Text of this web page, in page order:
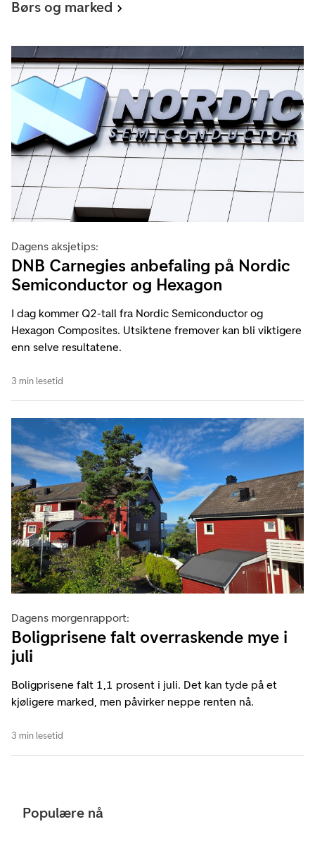
Børs og marked
Dagens aksjetips:
DNB Carnegies anbefaling på Nordic
Semiconductor og Hexagon
I dag kommer Q2-tall fra Nordic Semiconductor og
Hexagon Composites. Utsiktene fremover kan bli viktigere
enn selve resultatene.
3 min lesetid
Dagens morgenrapport:
Boligprisene falt overraskende mye i
juli
Boligprisene falt 1,1 prosent i juli. Det kan tyde på et
kjøligere marked, men påvirker neppe renten nå.
3 min lesetid
Populære nå